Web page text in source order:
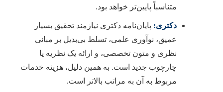
متناسباً پایین‌تر خواهد بود.
دکتری: پایان‌نامه دکتری نیازمند تحقیق بسیار
عمیق، نوآوری علمی، تسلط بی‌بدیل بر مبانی
نظری و متون تخصصی، و ارائه یک نظریه یا
چارچوب جدید است. به همین دلیل، هزینه خدمات
مربوط به آن به مراتب بالاتر است.